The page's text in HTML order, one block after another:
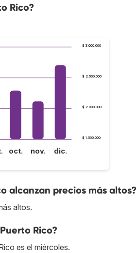
Rico?
$ 1.500.000
$ 2.000.000
$ 2.500.000
$ 3.000.000
oct. nov. dic.
alcanzan precios más altos?
altos.
Rico?
es el miércoles.